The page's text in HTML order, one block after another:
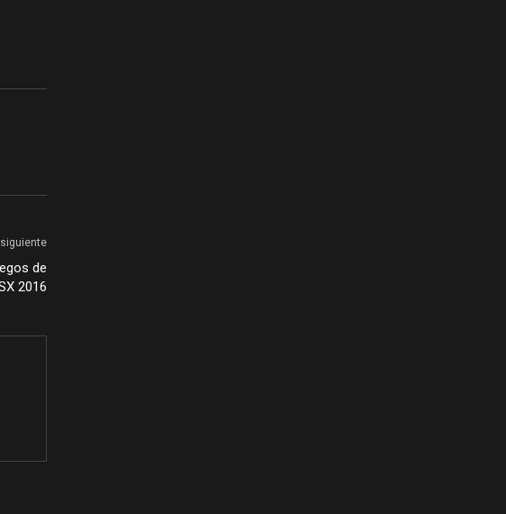
de
2016